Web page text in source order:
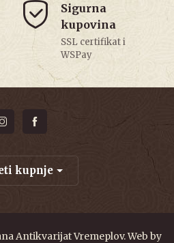
Sigurna
kupovina
SSL certifikat i
WSPay
kupnje
Antikvarijat Vremeplov. Web by